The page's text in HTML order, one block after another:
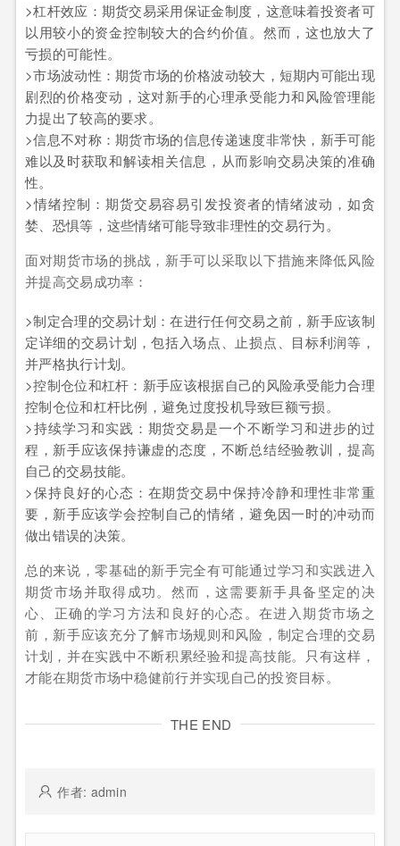
>杠杆效应：期货交易采用保证金制度，这意味着投资者可
以用较小的资金控制较大的合约价值。然而，这也放大了
亏损的可能性。
>市场波动性：期货市场的价格波动较大，短期内可能出现
剧烈的价格变动，这对新手的心理承受能力和风险管理能
力提出了较高的要求。
>信息不对称：期货市场的信息传递速度非常快，新手可能
难以及时获取和解读相关信息，从而影响交易决策的准确
性。
>情绪控制：期货交易容易引发投资者的情绪波动，如贪
婪、恐惧等，这些情绪可能导致非理性的交易行为。
面对期货市场的挑战，新手可以采取以下措施来降低风险
并提高交易成功率：
>制定合理的交易计划：在进行任何交易之前，新手应该制
定详细的交易计划，包括入场点、止损点、目标利润等，
并严格执行计划。
>控制仓位和杠杆：新手应该根据自己的风险承受能力合理
控制仓位和杠杆比例，避免过度投机导致巨额亏损。
>持续学习和实践：期货交易是一个不断学习和进步的过
程，新手应该保持谦虚的态度，不断总结经验教训，提高
自己的交易技能。
>保持良好的心态：在期货交易中保持冷静和理性非常重
要，新手应该学会控制自己的情绪，避免因一时的冲动而
做出错误的决策。
总的来说，零基础的新手完全有可能通过学习和实践进入
期货市场并取得成功。然而，这需要新手具备坚定的决
心、正确的学习方法和良好的心态。在进入期货市场之
前，新手应该充分了解市场规则和风险，制定合理的交易
计划，并在实践中不断积累经验和提高技能。只有这样，
才能在期货市场中稳健前行并实现自己的投资目标。
THE END
作者: admin